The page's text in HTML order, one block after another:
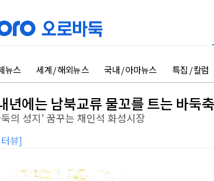
뉴스 세계 / 해외뉴스 국내 / 아마뉴스 특집 / 칼럼
년에는 남북교류 물꼬를 트는 바둑
의 성지' 꿈꾸는 채인석 화성시장
뷰]